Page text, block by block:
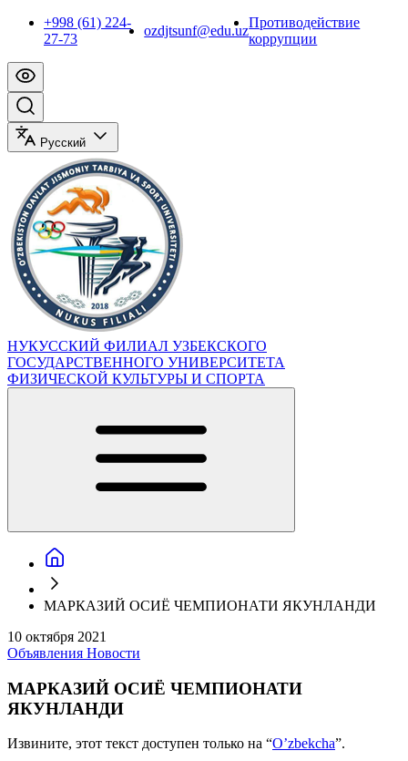
+998 (61) 224-
27-73
ozdjtsunf@edu.uz
Противодействие
коррупции
Русский
НУКУССКИЙ ФИЛИАЛ УЗБЕКСКОГО
ГОСУДАРСТВЕННОГО УНИВЕРСИТЕТА
ФИЗИЧЕСКОЙ КУЛЬТУРЫ И СПОРТА
МАРКАЗИЙ ОСИЁ ЧЕМПИОНАТИ ЯКУНЛАНДИ
10 октября 2021
Объявления Новости
МАРКАЗИЙ ОСИЁ ЧЕМПИОНАТИ
ЯКУНЛАНДИ
Извините, этот текст доступен только на “O’zbekcha”.